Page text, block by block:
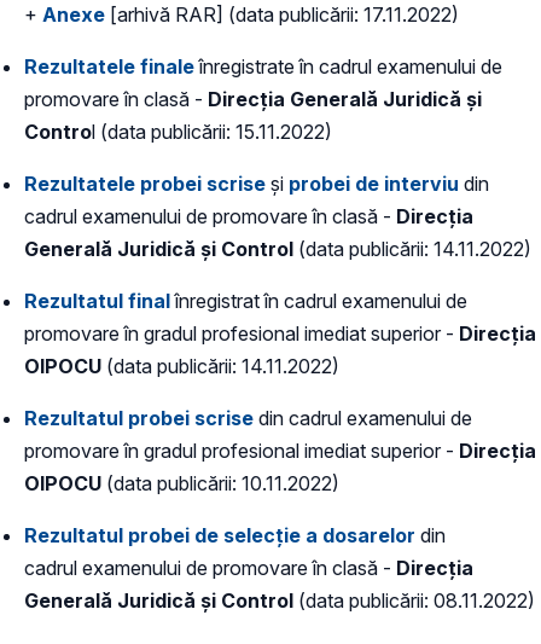
+ Anexe [arhivă RAR] (data publicării: 17.11.2022)
Rezultatele finaleînregistrate în cadrul examenului de
promovare în clasă - Direcția Generală Juridică și
Control (data publicării: 15.11.2022)
Rezultatele probei scrise și probei de interviu din
cadrul examenului de promovare în clasă - Direcția
Generală Juridică și Control (data publicării: 14.11.2022)
Rezultatul finalînregistrat în cadrul examenului de
promovare în gradul profesional imediat superior - Direcția
OIPOCU (data publicării: 14.11.2022)
Rezultatul probei scrise din cadrul examenului de
promovare în gradul profesional imediat superior - Direcția
OIPOCU (data publicării: 10.11.2022)
Rezultatul probei de selecție a dosarelor din
cadrul examenului de promovare în clasă - Direcția
Generală Juridică și Control (data publicării: 08.11.2022)